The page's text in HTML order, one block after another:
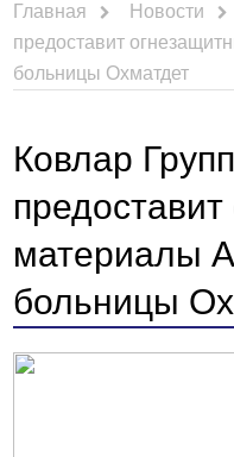
Главная Новости
предоставит
больницы Охматдет
Ковлар
материалы
больницы